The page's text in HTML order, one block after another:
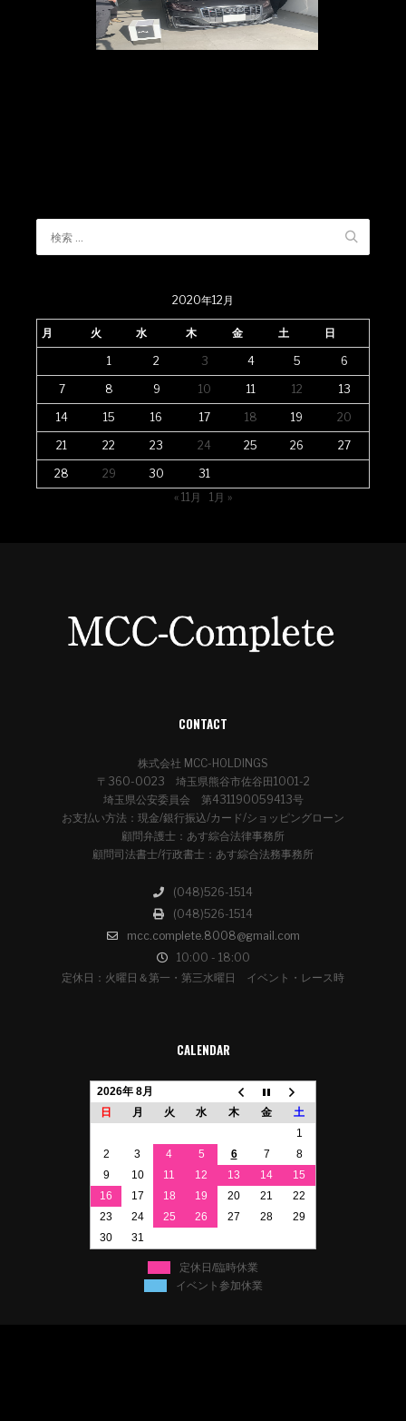
2020年12月
月 火 水 木 金 土 日
1 2 3 4 5 6
7 8 9 10 11 12 13
14 15 16 17 18 19 20
21 22 23 24 25 26 27
28 29 30
31
« 11月
1月 »
CONTACT
株式会社 MCC-HOLDINGS
〒360-0023 埼玉県熊谷市佐谷田1001-2
埼玉県公安委員会 第431190059413号
お支払い方法：現金/銀行振込/カード/ショッピングローン
顧問弁護士：あす綜合法律事務所
顧問司法書士/行政書士：あす綜合法務事務所
(048)526-1514
(048)526-1514
mcc.complete.8008@gmail.com
10:00 - 18:00
定休日：火曜日＆第一・第三水曜日 イベント・レース時
CALENDAR
2026年 8月
日
月 火 水 木 金
土
1
2
3 4 5 6 7
8
9
10 11 12 13 14
15
16
17 18 19 20 21
22
23
24 25 26 27 28
29
30
31
定休日/臨時休業
イベント参加休業